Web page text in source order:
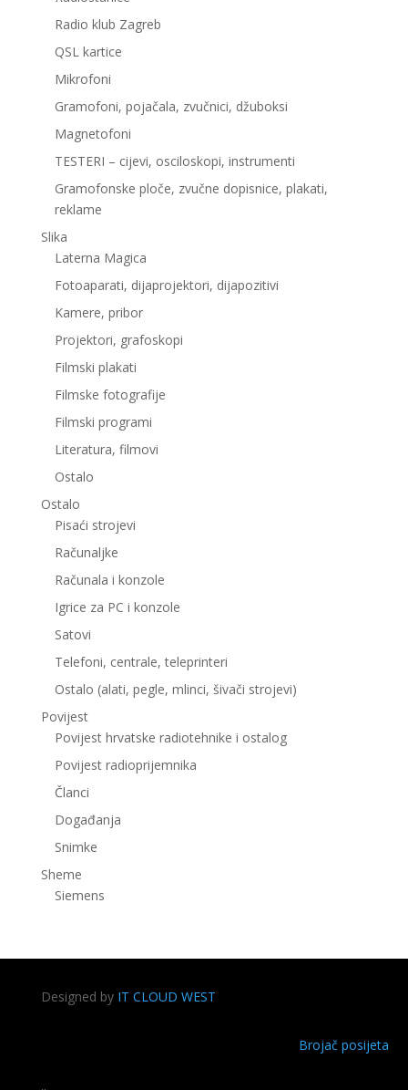
Radio klub Zagreb
QSL kartice
Mikrofoni
Gramofoni, pojačala, zvučnici, džuboksi
Magnetofoni
TESTERI – cijevi, osciloskopi, instrumenti
Gramofonske ploče, zvučne dopisnice, plakati,
reklame
Slika
Laterna Magica
Fotoaparati, dijaprojektori, dijapozitivi
Kamere, pribor
Projektori, grafoskopi
Filmski plakati
Filmske fotografije
Filmski programi
Literatura, filmovi
Ostalo
Ostalo
Pisaći strojevi
Računaljke
Računala i konzole
Igrice za PC i konzole
Satovi
Telefoni, centrale, teleprinteri
Ostalo (alati, pegle, mlinci, šivači strojevi)
Povijest
Povijest hrvatske radiotehnike i ostalog
Povijest radioprijemnika
Članci
Događanja
Snimke
Sheme
Siemens
Designed by IT CLOUD WEST
Brojač posijeta